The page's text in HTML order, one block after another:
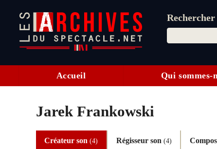
Rechercher
Accueil Qui sommes-
Jarek Frankowski
Créateur son(4) Régisseur son (4)